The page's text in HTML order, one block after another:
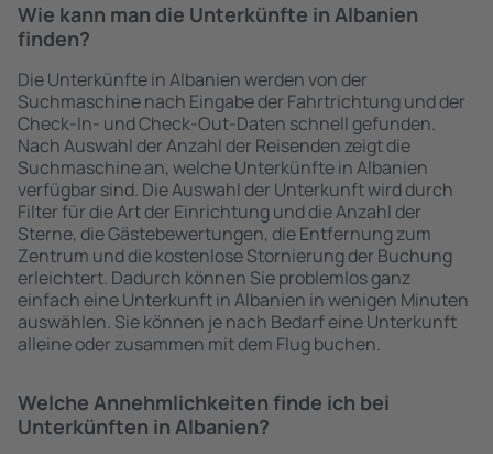
Wie kann man die Unterkünfte in Albanien
finden?
Die Unterkünfte in Albanien werden von der
Suchmaschine nach Eingabe der Fahrtrichtung und der
Check-In- und Check-Out-Daten schnell gefunden.
Nach Auswahl der Anzahl der Reisenden zeigt die
Suchmaschine an, welche Unterkünfte in Albanien
verfügbar sind. Die Auswahl der Unterkunft wird durch
Filter für die Art der Einrichtung und die Anzahl der
Sterne, die Gästebewertungen, die Entfernung zum
Zentrum und die kostenlose Stornierung der Buchung
erleichtert. Dadurch können Sie problemlos ganz
einfach eine Unterkunft in Albanien in wenigen Minuten
auswählen. Sie können je nach Bedarf eine Unterkunft
alleine oder zusammen mit dem Flug buchen.
Welche Annehmlichkeiten finde ich bei
Unterkünften in Albanien?